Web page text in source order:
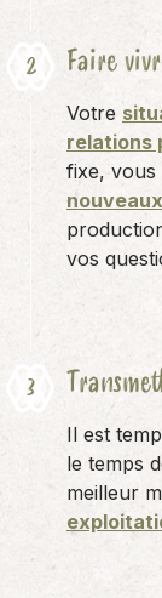
Faire
Votre
relations
fixe, vous
vos
Il est
le temps
meilleur